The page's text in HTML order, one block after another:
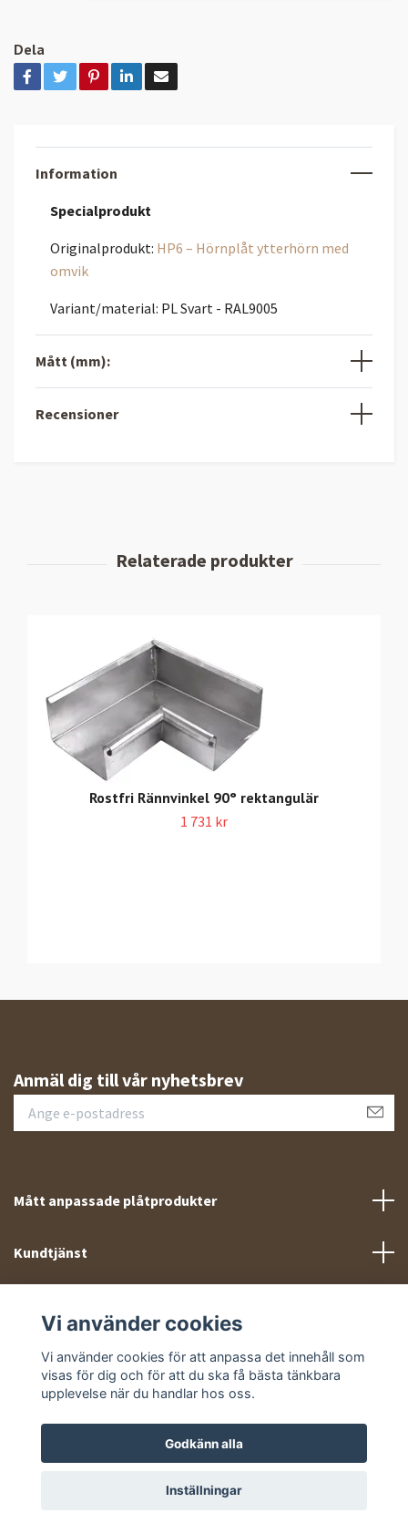
Dela
Information
Specialprodukt
Originalprodukt: HP6 – Hörnplåt ytterhörn med
omvik
Variant/material: PL Svart - RAL9005
Mått (mm):
Recensioner
Rostfri Rännvinkel 90° rektangulär
1 731 kr
Anmäl dig till vår nyhetsbrev
Mått anpassade plåtprodukter
Kundtjänst
Sociala medier
© 2026 Takprofiler.se
Vi använder cookies
Vi använder cookies för att anpassa det innehåll som
visas för dig och för att du ska få bästa tänkbara
upplevelse när du handlar hos oss.
Godkänn alla
Inställningar